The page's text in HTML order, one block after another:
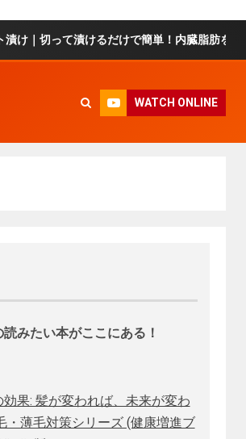
て漬けるだけで簡単！内臓脂肪を減らして
WATCH ONLINE
みたい本がここにある！
果: 髪が変われば、未来が変わ
・薄毛対策シリーズ (健康増進ブ